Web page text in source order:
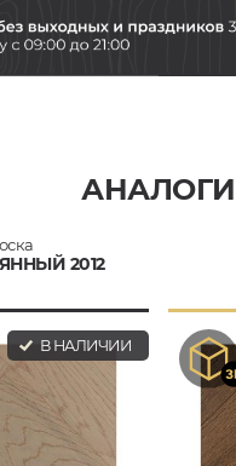
АНАЛОГИ
2012
В НАЛИЧИИ